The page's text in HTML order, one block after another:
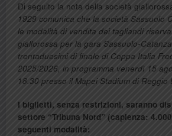
Di seguito la nota della società
1929 comunica che la società Sassuolo
le modalità di vendita dei tagliandi
giallorossa per la gara Sassuolo-
trentaduesimi di finale di Coppa Italia
2025/2026, in programma venerdì 15
18.30 presso il Mapei Stadium di Reggio
I biglietti, senza restrizioni, saranno
settore “Tribuna Nord” (capienza:
seguenti modalità: